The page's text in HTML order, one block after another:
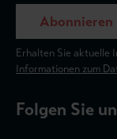
Abonnieren
Erhalten Sie aktuelle
Informationen zum
Folgen Sie